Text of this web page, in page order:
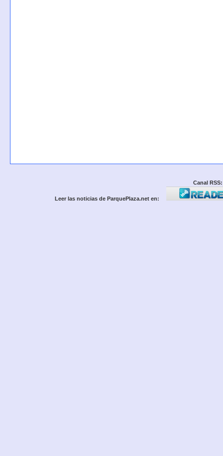
Canal RSS:
Leer las noticias de ParquePlaza.net en: